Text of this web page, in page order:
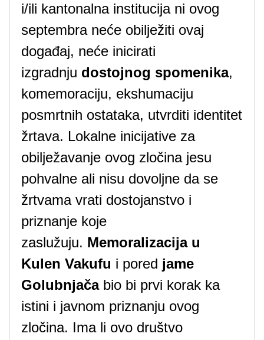
i/ili kantonalna institucija ni ovog
septembra neće obilježiti ovaj
događaj, neće inicirati
izgradnju dostojnog spomenika,
komemoraciju, ekshumaciju
posmrtnih ostataka, utvrditi identitet
žrtava. Lokalne inicijative za
obilježavanje ovog zločina jesu
pohvalne ali nisu dovoljne da se
žrtvama vrati dostojanstvo i
priznanje koje
zaslužuju. Memoralizacija u
Kulen Vakufu i pored jame
Golubnjačabio bi prvi korak ka
istini i javnom priznanju ovog
zločina. Ima li ovo društvo